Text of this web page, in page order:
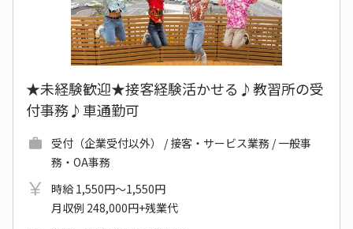
★未経験歓迎★接客経験活かせる♪教習所の受
付事務♪車通勤可
受付（企業受付以外） / 接客・サービス業務 / 一般事
務・OA事務
時給 1,550円～1,550円
月収例 248,000円+残業代